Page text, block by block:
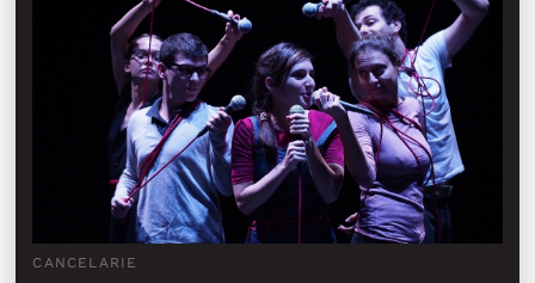
CANCELARIE